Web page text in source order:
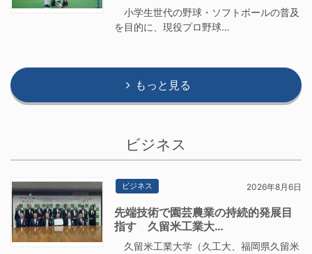
小学生世代の野球・ソフトボールの普及
を目的に、現役プロ野球…
もっと見る
ビジネス
ビジネス 2026年8月6日
先端技術で園芸農業の持続的発展目
指す 久留米工業大…
久留米工業大学（久工大、福岡県久留米